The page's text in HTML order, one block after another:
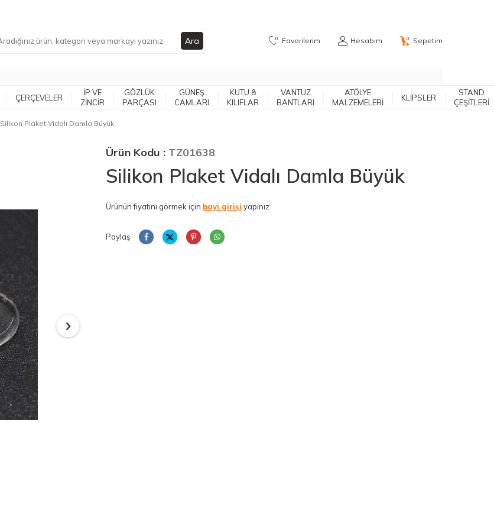
Ara 0 Favorilerim Hesabım 0 Sepetim
ÇERÇEVELER
İP VE
ZİNCİR
GÖZLÜK
PARÇASI
GÜNEŞ
CAMLARI
KUTU &
KILIFLAR
VANTUZ
BANTLARI
ATÖLYE
MALZEMELERİ
KLIPSLER
STAND
ÇEŞITLERI
Silikon Plaket Vidalı Damla Büyük
Ürün Kodu : TZ01638
Silikon Plaket Vidalı Damla Büyük
Ürünün fiyatını görmek için bayi girişi yapınız
Paylaş